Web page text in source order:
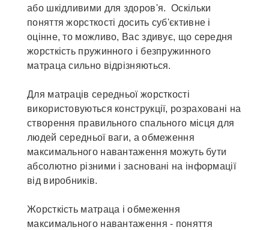
або шкідливими для здоров'я. Оскільки
поняття жорсткості досить суб'єктивне і
оцінне, то можливо, Вас здивує, що середня
жорсткість пружинного і безпружинного
матраца сильно відрізняються.
Для матраців середньої жорсткості
використовуються конструкції, розраховані на
створення правильного спального місця для
людей середньої ваги, а обмеження
максимального навантаження можуть бути
абсолютно різними і засновані на інформації
від виробників.
Жорсткість матраца і обмеження
максимального навантаження - поняття